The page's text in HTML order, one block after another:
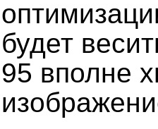
будет
95 вполне